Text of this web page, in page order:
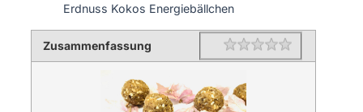
Erdnuss Kokos Energiebällchen
Zusammenfassung Rating 1 star
2 stars
3 stars
4 stars
5 stars